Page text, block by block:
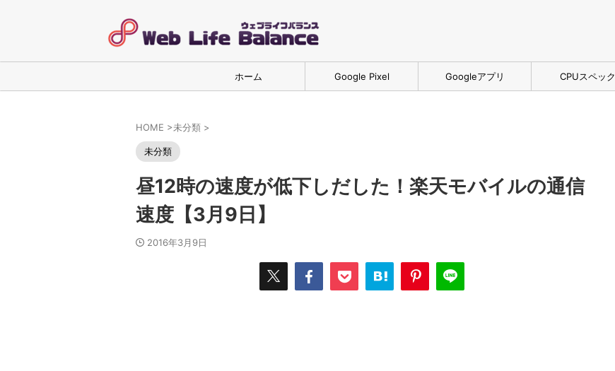
ホーム Google Pixel Googleアプリ CPUスペック
HOME >未分類 >
未分類
昼12時の速度が低下しだした！楽天モバイルの通信
速度【3月9日】
2016年3月9日